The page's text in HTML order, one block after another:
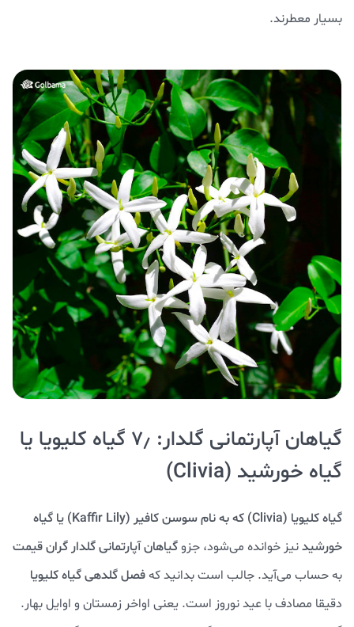
بسیار معطرند.
گیاهان آپارتمانی گلدار: ۷٫ گیاه کلیویا یا
گیاه خورشید (Clivia)
گیاه کلیویا (Clivia) که به نام سوسن کافیر (Kaffir Lily) یا گیاه
خورشیدنیز خوانده می‌شود، جزوگیاهان آپارتمانی گلدار گران قیمت
به حساب می‌آید. جالب است بدانید کهفصل گلدهی گیاه کلیویا
دقیقا مصادف با عید نوروز است. یعنی اواخر زمستان و اوایل بهار.